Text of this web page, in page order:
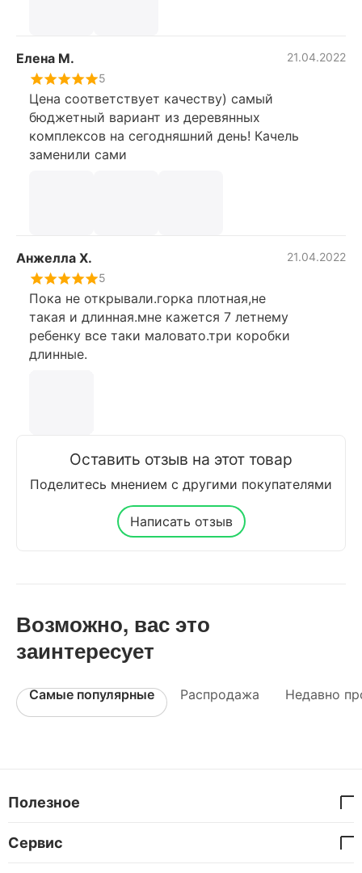
Елена М.
21.04.2022
5
Цена соответствует качеству) самый
бюджетный вариант из деревянных
комплексов на сегодняшний день! Качель
заменили сами
Анжелла Х.
21.04.2022
5
Пока не открывали.горка плотная,не
такая и длинная.мне кажется 7 летнему
ребенку все таки маловато.три коробки
длинные.
Оставить отзыв на этот товар
Поделитесь мнением с другими покупателями
Написать отзыв
Возможно, вас это
заинтересует
Самые популярные Распродажа Недавно
Полезное
Сервис